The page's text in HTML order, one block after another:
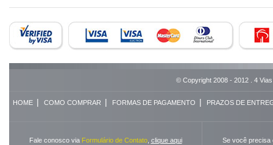
© Copyright 2008 - 2012 . 4
HOME| COMO COMPRAR | FORMAS DE PAGAMENTO | PRAZOS DE
Fale conosco via Formulário de Contato, clique aqui Se você precisa